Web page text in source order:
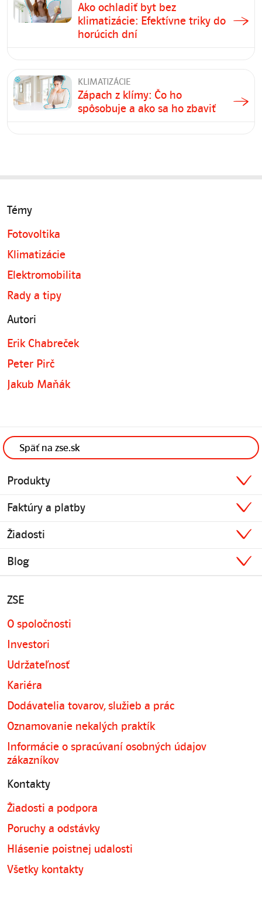
Ako ochladiť byt bez
klimatizácie: Efektívne triky do
horúcich dní
KLIMATIZÁCIE
Zápach z klímy: Čo ho
spôsobuje a ako sa ho zbaviť
Témy
Fotovoltika
Klimatizácie
Elektromobilita
Rady a tipy
Autori
Erik Chabreček
Peter Pirč
Jakub Maňák
Späť na zse.sk
Produkty
Faktúry a platby
Žiadosti
Blog
ZSE
O spoločnosti
Investori
Udržateľnosť
Kariéra
Dodávatelia tovarov, služieb a prác
Oznamovanie nekalých praktík
Informácie o spracúvaní osobných údajov
zákazníkov
Kontakty
Žiadosti a podpora
Poruchy a odstávky
Hlásenie poistnej udalosti
Všetky kontakty